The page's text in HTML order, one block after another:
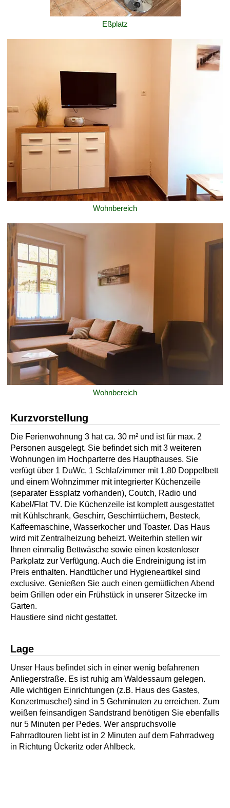
Eßplatz
Wohnbereich
Wohnbereich
Kurzvorstellung
Die Ferienwohnung 3 hat ca. 30 m² und ist für max. 2
Personen ausgelegt. Sie befindet sich mit 3 weiteren
Wohnungen im Hochparterre des Haupthauses. Sie
verfügt über 1 DuWc, 1 Schlafzimmer mit 1,80 Doppelbett
und einem Wohnzimmer mit integrierter Küchenzeile
(separater Essplatz vorhanden), Coutch, Radio und
Kabel/Flat TV. Die Küchenzeile ist komplett ausgestattet
mit Kühlschrank, Geschirr, Geschirrtüchern, Besteck,
Kaffeemaschine, Wasserkocher und Toaster. Das Haus
wird mit Zentralheizung beheizt. Weiterhin stellen wir
Ihnen einmalig Bettwäsche sowie einen kostenloser
Parkplatz zur Verfügung. Auch die Endreinigung ist im
Preis enthalten. Handtücher und Hygieneartikel sind
exclusive. Genießen Sie auch einen gemütlichen Abend
beim Grillen oder ein Frühstück in unserer Sitzecke im
Garten.
Haustiere sind nicht gestattet.
Lage
Unser Haus befindet sich in einer wenig befahrenen
Anliegerstraße. Es ist ruhig am Waldessaum gelegen.
Alle wichtigen Einrichtungen (z.B. Haus des Gastes,
Konzertmuschel) sind in 5 Gehminuten zu erreichen. Zum
weißen feinsandigen Sandstrand benötigen Sie ebenfalls
nur 5 Minuten per Pedes. Wer anspruchsvolle
Fahrradtouren liebt ist in 2 Minuten auf dem Fahrradweg
in Richtung Ückeritz oder Ahlbeck.